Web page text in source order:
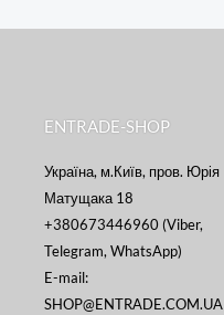
ENTRADE-SHOP
Україна, м.Київ, пров. Юрія
Матущака 18
+380673446960 (Viber,
Telegram, WhatsApp)
E-mail:
SHOP@ENTRADE.COM.UA